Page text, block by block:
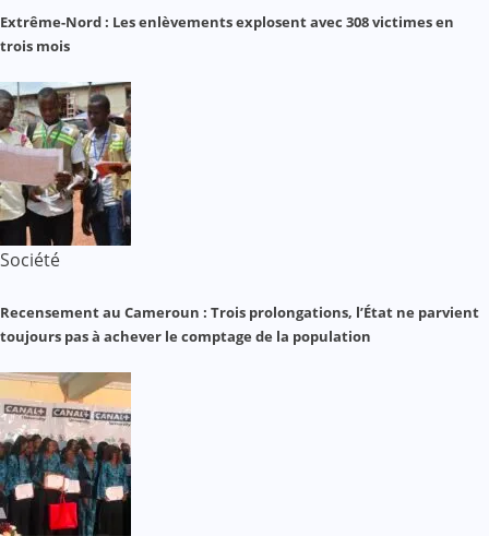
Extrême-Nord : Les enlèvements explosent avec 308 victimes en
trois mois
Société
Recensement au Cameroun : Trois prolongations, l’État ne parvient
toujours pas à achever le comptage de la population